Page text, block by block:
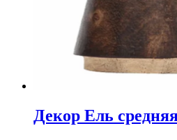
Декор Ель